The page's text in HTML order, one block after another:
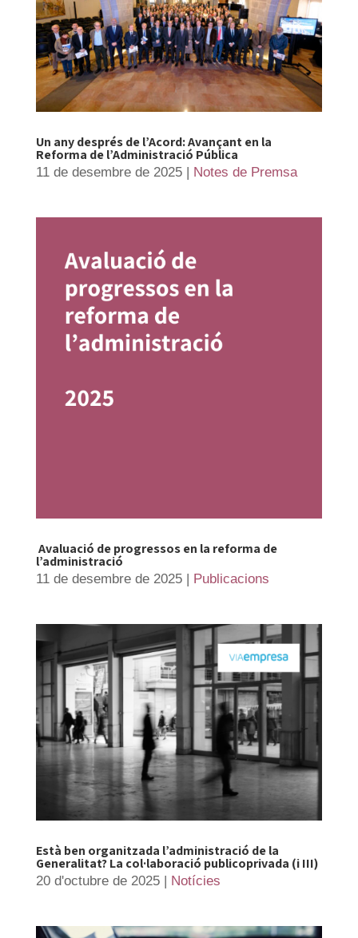
Un any després de l’Acord: Avançant en la
Reforma de l’Administració Pública
11 de desembre de 2025| Notes de Premsa
Avaluació de progressos en la reforma de
l’administració
11 de desembre de 2025| Publicacions
Està ben organitzada l’administració de la
Generalitat? La col·laboració publicoprivada (i III)
20 d'octubre de 2025| Notícies